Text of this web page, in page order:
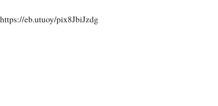
https://eb.utuoy/pix8JbiJzdg